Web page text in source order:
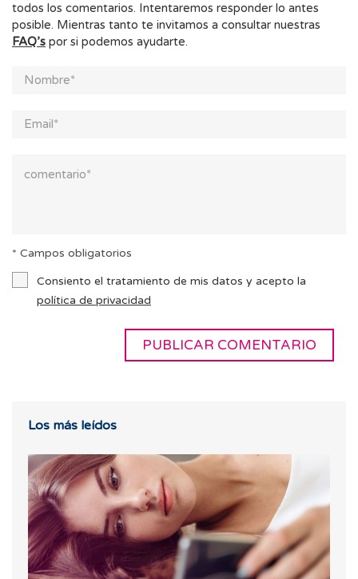
todos los comentarios. Intentaremos responder lo antes
posible. Mientras tanto te invitamos a consultar nuestras
FAQ’s por si podemos ayudarte.
* Campos obligatorios
Consiento el tratamiento de mis datos y acepto la
política de privacidad
Los más leídos